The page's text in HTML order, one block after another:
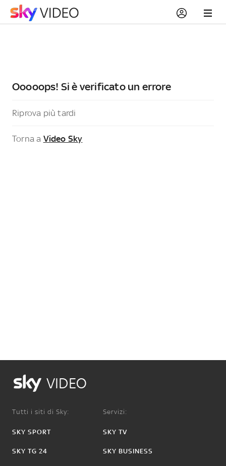
Ooooops! Si è verificato un errore
Riprova più tardi
Torna a Video Sky
VIDEO
Tutti i siti di Sky:
SKY SPORT
SKY TG 24
Servizi:
SKY TV
SKY BUSINESS